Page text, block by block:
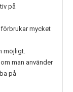
på
mycket
möjligt.
man använder
på